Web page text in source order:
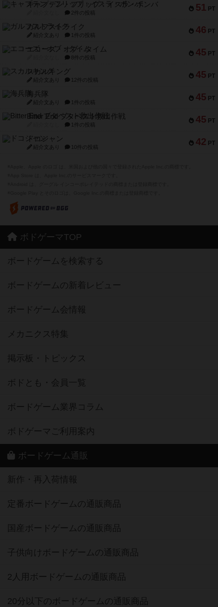
51 PT
キャプテン・フリップ：イスラ・ボンバ
2件の投稿
46 PT
ガルフストライク
紹介文あり 1件の投稿
45 PT
エコーズ・オブ・タイム
8件の投稿
45 PT
スカルキング
紹介文あり 12件の投稿
45 PT
海兵隊
紹介文あり 1件の投稿
45 PT
Bitter End ブタペスト救出作戦
1件の投稿
42 PT
ドコジャン
紹介文あり 10件の投稿
ボドゲーマTOP
ボードゲームを検索する
ボードゲームの新着レビュー
ボードゲーム会情報
メカニクス特集
掲示板・トピックス
ボドとも・会員一覧
ボードゲーム業界コラム
ボドゲーマご利用案内
ボードゲーム通販
新作・再入荷情報
定番ボードゲームの通販商品
国産ボードゲームの通販商品
子供向けボードゲームの通販商品
2人用ボードゲームの通販商品
20分以下のボードゲームの通販商品